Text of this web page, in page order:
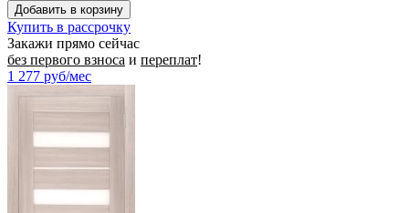
Купить в рассрочку
Закажи прямо сейчас
без первого взноса и переплат!
1 277 руб/мес